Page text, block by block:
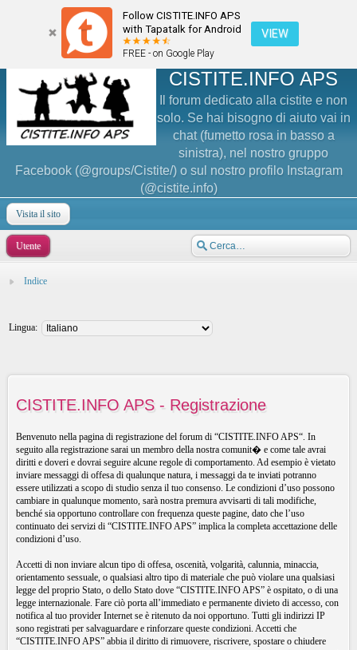
Follow CISTITE.INFO APS
with Tapatalk for Android
FREE - on Google Play
VIEW
CISTITE.INFO APS
Il forum dedicato alla cistite e non
solo. Se hai bisogno di aiuto vai in
chat (fumetto rosa in basso a
sinistra), nel nostro gruppo
Facebook (@groups/Cistite/) o sul nostro profilo Instagram
(@cistite.info)
Visita il sito
Utente
Indice
Lingua:
CISTITE.INFO APS - Registrazione
Benvenuto nella pagina di registrazione del forum di “CISTITE.INFO APS“. In
seguito alla registrazione sarai un membro della nostra comunit� e come tale avrai
diritti e doveri e dovrai seguire alcune regole di comportamento. Ad esempio è vietato
inviare messaggi di offesa di qualunque natura, i messaggi da te inviati potranno
essere utilizzati a scopo di studio senza il tuo consenso. Le condizioni d’uso possono
cambiare in qualunque momento, sarà nostra premura avvisarti di tali modifiche,
benché sia opportuno controllare con frequenza queste pagine, dato che l’uso
continuato dei servizi di “CISTITE.INFO APS” implica la completa accettazione delle
condizioni d’uso.
Accetti di non inviare alcun tipo di offesa, oscenità, volgarità, calunnia, minaccia,
orientamento sessuale, o qualsiasi altro tipo di materiale che può violare una qualsiasi
legge del proprio Stato, o dello Stato dove “CISTITE.INFO APS” è ospitato, o di una
legge internazionale. Fare ciò porta all’immediato e permanente divieto di accesso, con
notifica al tuo provider Internet se è ritenuto da noi opportuno. Tutti gli indirizzi IP
sono registrati per salvaguardare e rinforzare queste condizioni. Accetti che
“CISTITE.INFO APS” abbia il diritto di rimuovere, riscrivere, spostare o chiudere